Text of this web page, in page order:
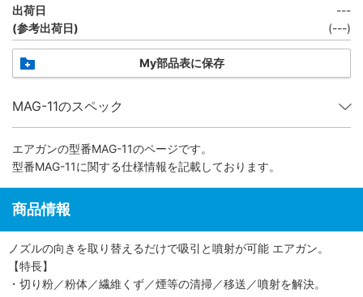
出荷日
(参考出荷日)
---
(---)
My部品表に保存
MAG-11のスペック
エアガンの型番MAG-11のページです。
型番MAG-11に関する仕様情報を記載しております。
商品情報
ノズルの向きを取り替えるだけで吸引と噴射が可能 エアガン。
【特長】
・切り粉／粉体／繊維くず／煙等の清掃／移送／噴射を解決。